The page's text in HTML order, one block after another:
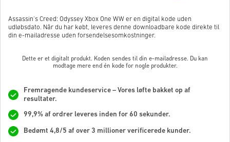
Assassin's Creed: Odyssey Xbox One WW er en digital kode uden
udløbsdato. Når du har købt, leveres denne downloadbare kode direkte til
din e-mailadresse uden forsendelsesomkostninger.
Dette er et digitalt produkt. Koden sendes til din e-mailadresse. Du kan
modtage mere end én kode for nogle produkter.
Fremragende kundeservice – Vores løfte bakket op af
resultater.
99,9% af ordrer leveres inden for 60 sekunder.
Bedømt 4,8/5 af over 3 millioner verificerede kunder.